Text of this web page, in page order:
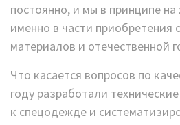
постоянно, и мы в принципе
именно в части приобретения
материалов и отечественной
Что касается вопросов по
году разработали
к спецодежде и